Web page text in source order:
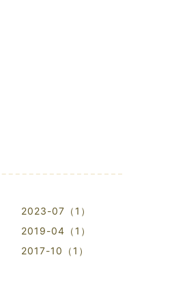
2023-07（1）
2019-04（1）
2017-10（1）